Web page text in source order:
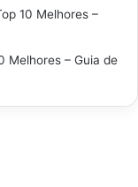
10 Melhores –
Melhores – Guia de